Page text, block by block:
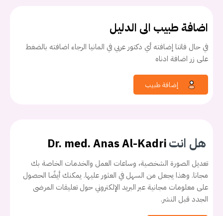
اضافة طبيب الى الدليل
في حال فاتنا إضافته أي دكتور عربي في المانيا الرجاء اضافته بالضغط
على زر اضافة ادناه
هل انتDr. med. Anas Al-Kadri
تعديل الصورة الشخصية، وساعات العمل والخدمات الخاصة بك
مجانا. وهذا يجعل من السهل في العثور عليها. يمكنك أيضًا الحصول
على معلومات مجانية عبر البريد الإلكتروني حول تعليقات المرضى
الجدد قبل النشر.